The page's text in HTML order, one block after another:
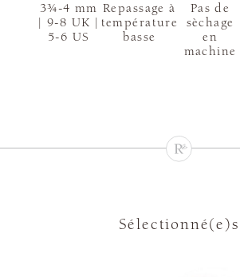
3¾-4 mm
| 9-8 UK |
5-6 US
Repassage à
température
basse
Pas de
sèchage
en
machine
Sélectionné(e)s